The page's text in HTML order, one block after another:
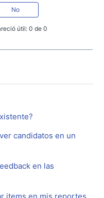
No
útil: 0 de 0
candidatos en un
en las